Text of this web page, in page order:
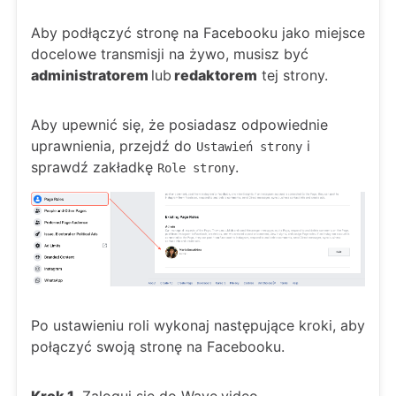
Aby podłączyć stronę na Facebooku jako miejsce
docelowe transmisji na żywo, musisz być
administratorem lub redaktorem tej strony.
Aby upewnić się, że posiadasz odpowiednie
uprawnienia, przejdź do Ustawień strony i
sprawdź zakładkę Role strony.
Po ustawieniu roli wykonaj następujące kroki, aby
połączyć swoją stronę na Facebooku.